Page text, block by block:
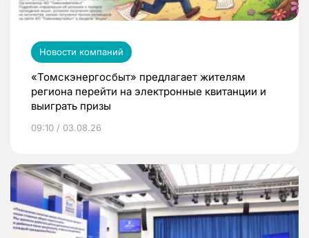
Новости компаний
«Томскэнергосбыт» предлагает жителям
региона перейти на электронные квитанции и
выиграть призы
09:10 / 03.08.26